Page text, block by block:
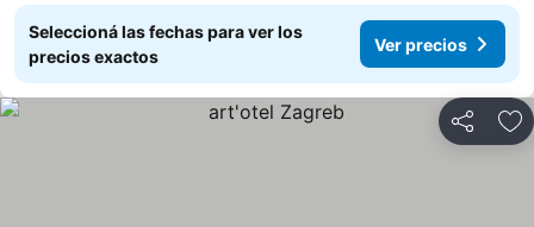
Seleccioná las fechas para ver los
precios exactos
Ver precios
Compartir